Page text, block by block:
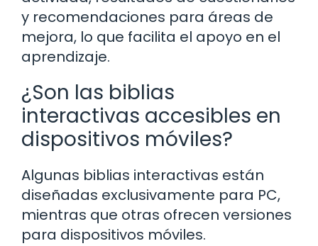
y recomendaciones para áreas de
mejora, lo que facilita el apoyo en el
aprendizaje.
¿Son las biblias
interactivas accesibles en
dispositivos móviles?
Algunas biblias interactivas están
diseñadas exclusivamente para PC,
mientras que otras ofrecen versiones
para dispositivos móviles.